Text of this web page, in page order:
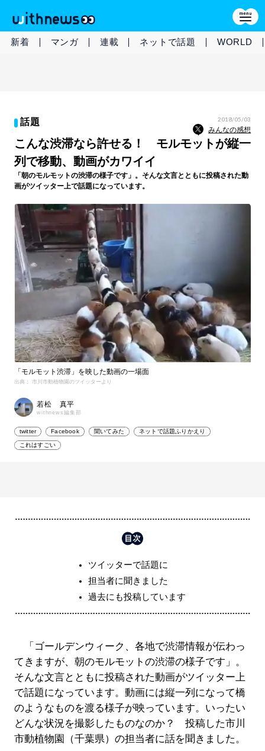
新着 マンガ 連載 ネットで話題 WORLD
話題 2018/05/03
みんなの感想
こんな渋滞なら許せる！ モルモットが縦一
列で移動、動画がカワイイ
「朝のモルモットの渋滞の様子です」。そんな文言とともに投稿された動
画がツイッター上で話題になっています。
「モルモット渋滞」を映した動画の一場面
出典： 市川市動植物園のツイッターより
若松 真平
withnews編集部
twitter Facebook 聞いてみた ネットで話題ふりかえり
これはすごい
ツイッターで話題に
担当者に聞きました
過去にも投稿しています
「ゴールデンウィーク、各地で渋滞情報が伝わっ
てきますが、朝のモルモットの渋滞の様子です」。
そんな文言とともに投稿された動画がツイッター上
で話題になっています。動画には縦一列になって橋
のようなものを渡る様子が映っています。いったい
どんな状況を撮影したものなのか？ 投稿した市川
市動植物園（千葉県）の担当者に話を聞きました。